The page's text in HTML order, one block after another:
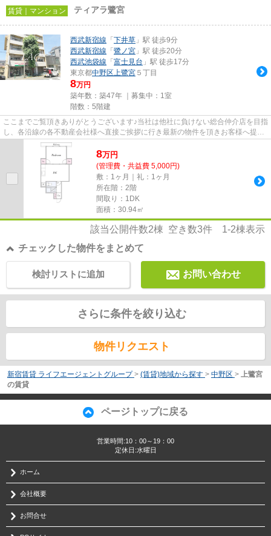
賃貸｜マンション ティアラ鷺宮
西武新宿線 「 下井草 」駅 徒歩9分
西武新宿線 「 鷺ノ宮 」駅 徒歩20分
西武池袋線 「 富士見台 」駅 徒歩17分
東京都中野区上鷺宮 ５丁目
8万円
築年数：築47年 ｜募集中： 1室
階数：5階建
ここまでご覧頂きありがとうございます♪当社は他社に負けない総合仲介店を目指
し、各沿線の各不動産会社様へ直接ご挨拶に行き最新の物件を頂きお客様へ提供
しております！最新の情報は...
8万円
(管理費・共益費 5,000円)
敷：1ヶ月｜礼：1ヶ月
所在階：2階
間取り：1DK
面積：30.94㎡
該当公開件数2棟 空き数3件 1-2棟表示
チェックした物件をまとめて
お問い合わせ
検討リストに追加
さらに条件を絞り込む
物件リクエスト
新宿賃貸 ライフエージェントグループ > (賃貸)地域から探す > 中野区 > 上鷺宮
の賃貸
ページトップに戻る
営業時間:10：00～19：00
定休日:水曜日
ホーム
会社概要
お問合せ